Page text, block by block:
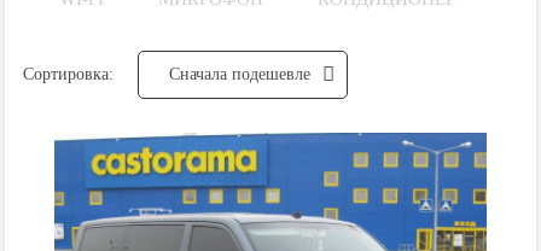
Сортировка: Cначала подешевле